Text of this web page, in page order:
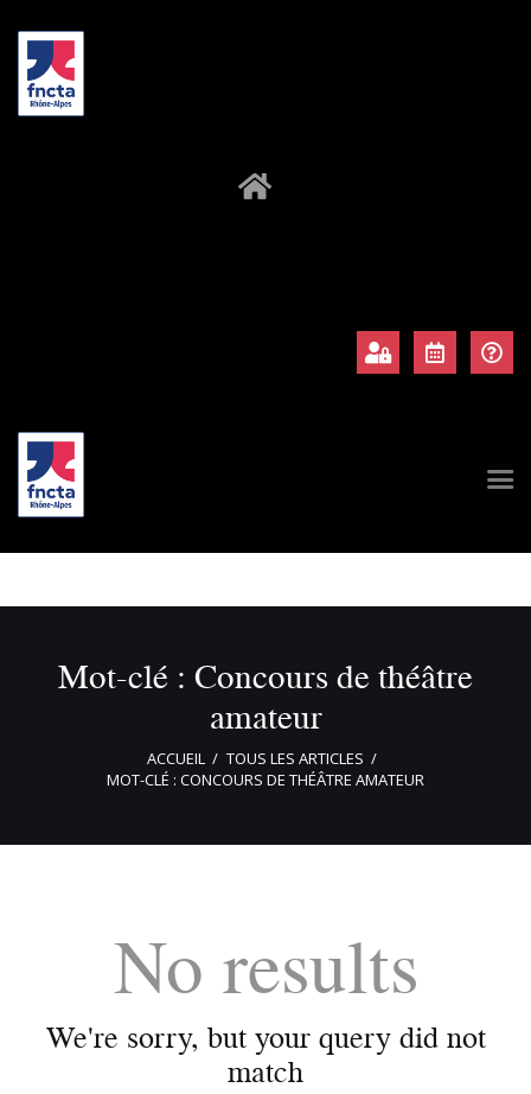
Mot-clé : Concours de théâtre
amateur
ACCUEIL
TOUS LES ARTICLES
MOT-CLÉ : CONCOURS DE THÉÂTRE AMATEUR
No results
We're sorry, but your query did not
match